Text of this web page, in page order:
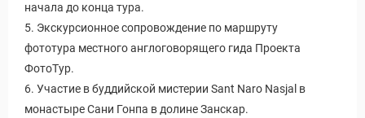
начала до конца тура.
5. Экскурсионное сопровождение по маршруту
фототура местного англоговорящего гида Проекта
ФотоТур.
6. Участие в буддийской мистерии Sant Naro Nasjal в
монастыре Сани Гонпа в долине Занскар.